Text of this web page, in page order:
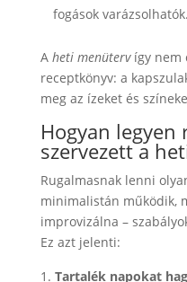
fogások varázsolhatók.
A heti menütervígy nem
receptkönyv: a
meg az ízeket és
Hogyan legyen
szervezett a
Rugalmasnak lenni
minimalistán működik,
improvizálna –
Ez azt jelenti:
Tartalék napokat